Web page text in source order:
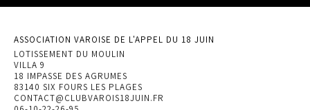
ASSOCIATION VAROISE DE L'APPEL DU 18 JUIN
LOTISSEMENT DU MOULIN
VILLA 9
18 IMPASSE DES AGRUMES
83140 SIX FOURS LES PLAGES
CONTACT@CLUBVAROIS18JUIN.FR